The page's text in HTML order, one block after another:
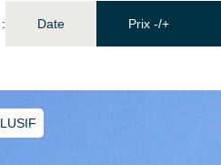
Date Prix -/+